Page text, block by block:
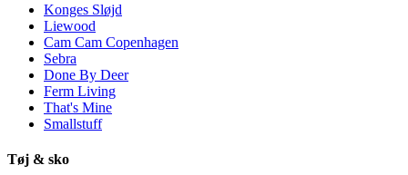
Konges Sløjd
Liewood
Cam Cam Copenhagen
Sebra
Done By Deer
Ferm Living
That's Mine
Smallstuff
Tøj & sko